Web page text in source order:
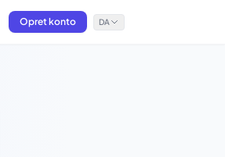
Opret konto DA